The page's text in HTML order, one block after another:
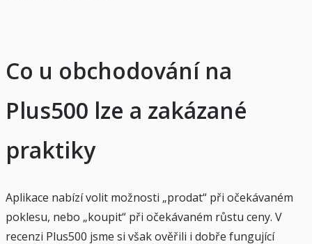
Co u obchodování na
Plus500 lze a zakázané
praktiky
Aplikace nabízí volit možnosti „prodat“ při očekávaném
poklesu, nebo „koupit“ při očekávaném růstu ceny. V
recenzi Plus500 jsme si však ověřili i dobře fungující